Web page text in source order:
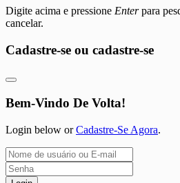
Digite acima e pressione Enterpara
cancelar.
Cadastre-se ou cadastre-se
Bem-Vindo De Volta!
Login below orCadastre-Se Agora.